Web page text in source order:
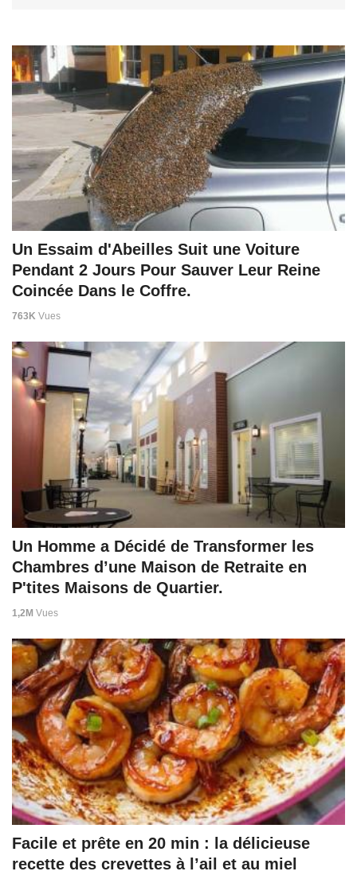
Un Essaim d'Abeilles Suit une Voiture
Pendant 2 Jours Pour Sauver Leur Reine
Coincée Dans le Coffre.
763K Vues
Un Homme a Décidé de Transformer les
Chambres d’une Maison de Retraite en
P'tites Maisons de Quartier.
1,2M Vues
Facile et prête en 20 min : la délicieuse
recette des crevettes à l’ail et au miel